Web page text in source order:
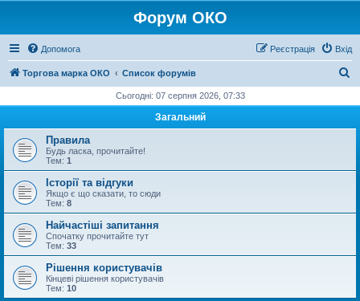
Форум ОКО
Допомога Вхід
Реєстрація
Торгова марка ОКО Список форумів
у
Сьогодні: 07 серпня 2026, 07:33
Загальний
Правила
Будь ласка, прочитайте!
Тем: 1
Історії та відгуки
Якщо є що сказати, то сюди
Тем: 8
Найчастіші запитання
Спочатку прочитайте тут
Тем: 33
Рішення користувачів
Кінцеві рішення користувачів
Тем: 10